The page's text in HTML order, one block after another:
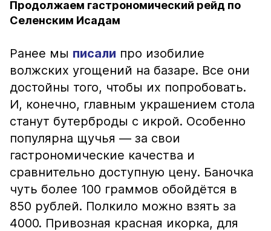
Продолжаем гастрономический рейд по
Селенским Исадам
Ранее мы писали про изобилие
волжских угощений на базаре. Все они
достойны того, чтобы их попробовать.
И, конечно, главным украшением стола
станут бутерброды с икрой. Особенно
популярна щучья — за свои
гастрономические качества и
сравнительно доступную цену. Баночка
чуть более 100 граммов обойдётся в
850 рублей. Полкило можно взять за
4000. Привозная красная икорка, для